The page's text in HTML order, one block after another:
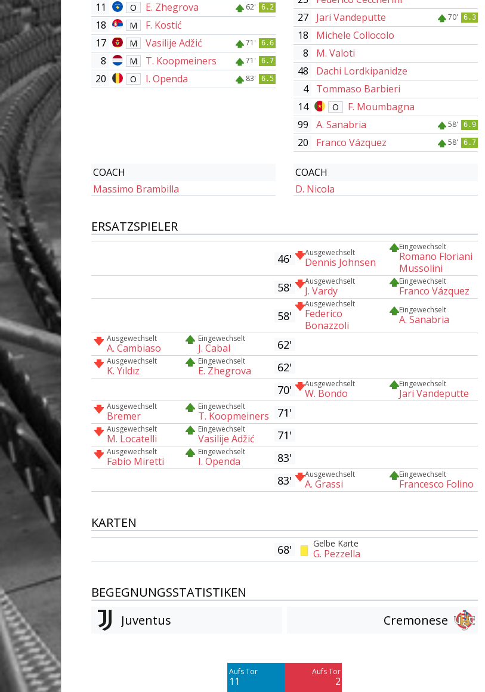
11
O E. Zhegrova 62' 6.2
18 M
F. Kostić
17
M Vasilije Adžić 71' 6.6
8 M T. Koopmeiners 71' 6.7
20 O I. Openda 83' 6.5
COACH
Massimo Brambilla
27
Jari Vandeputte 70' 6.3
18
Michele Collocolo
8
M. Valoti
48
Dachi Lordkipanidze
4
Tommaso Barbieri
14
O
F. Moumbagna
99
A. Sanabria 58' 6.9
20 Franco Vázquez 58' 6.7
COACH
D. Nicola
ERSATZSPIELER
46' Ausgewechselt
Dennis Johnsen
Eingewechselt
Romano Floriani
Mussolini
58' Ausgewechselt
J. Vardy
Eingewechselt
Franco Vázquez
58'
Ausgewechselt
Federico
Bonazzoli
Eingewechselt
A. Sanabria
Ausgewechselt
A. Cambiaso
Eingewechselt
J. Cabal 62'
Ausgewechselt
K. Yıldız
Eingewechselt
E. Zhegrova
62'
70'
Ausgewechselt
W. Bondo
Eingewechselt
Jari Vandeputte
Ausgewechselt
Bremer
Eingewechselt
T. Koopmeiners 71'
Ausgewechselt
M. Locatelli
Eingewechselt
Vasilije Adžić 71'
Ausgewechselt
Fabio Miretti
Eingewechselt
I. Openda
83'
83'
Ausgewechselt
A. Grassi
Eingewechselt
Francesco Folino
KARTEN
68' Gelbe Karte
G. Pezzella
BEGEGNUNGSSTATISTIKEN
Juventus
Cremonese
Aufs Tor
11
Aufs Tor
2